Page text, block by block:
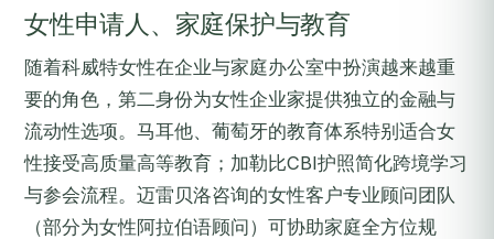
女性申请人、家庭保护与教育
随着科威特女性在企业与家庭办公室中扮演越来越重
要的角色，第二身份为女性企业家提供独立的金融与
流动性选项。马耳他、葡萄牙的教育体系特别适合女
性接受高质量高等教育；加勒比CBI护照简化跨境学习
与参会流程。迈雷贝洛咨询的女性客户专业顾问团队
（部分为女性阿拉伯语顾问）可协助家庭全方位规